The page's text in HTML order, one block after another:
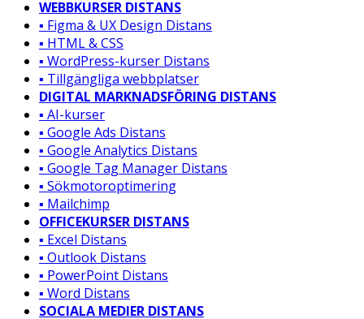
WEBBKURSER DISTANS
▪️ Figma & UX Design Distans
▪️ HTML & CSS
▪️ WordPress-kurser Distans
▪️ Tillgängliga webbplatser
DIGITAL MARKNADSFÖRING DISTANS
▪️ AI-kurser
▪️ Google Ads Distans
▪️ Google Analytics Distans
▪️ Google Tag Manager Distans
▪️ Sökmotoroptimering
▪️ Mailchimp
OFFICEKURSER DISTANS
▪️ Excel Distans
▪️ Outlook Distans
▪️ PowerPoint Distans
▪️ Word Distans
SOCIALA MEDIER DISTANS